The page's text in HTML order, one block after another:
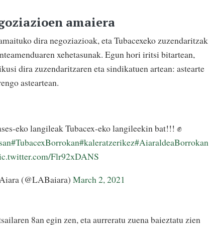
amaiera
dira negoziazioak, eta Tubacexeko zuzendaritzak
xehetasunak. Egun hori iritsi bitartean,
dira zuzendaritzaren eta sindikatuen artean: astearte
asteartean.
eko langileak Tubacex-eko langileekin bat!!! ✊
#TubacexBorrokan#kaleratzerikez#AiaraldeaBorrokan
Flr92xDANS
(@LABaiara) March 2, 2021
8an egin zen, eta aurreratu zuena baieztatu zien